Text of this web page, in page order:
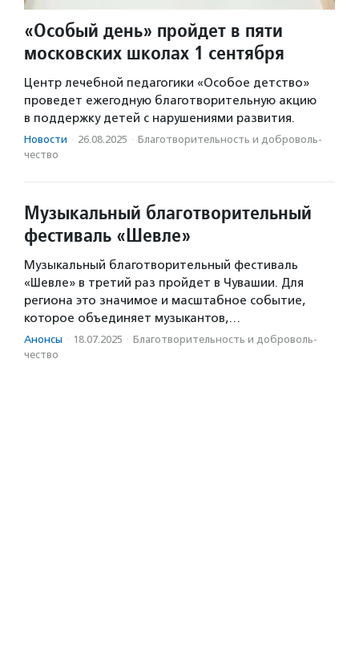
«Особый день» пройдет в пяти
московских школах 1 сентября
Центр лечебной педагогики «Особое детство»
проведет ежегодную благотворительную акцию
в поддержку детей с нарушениями развития.
Новости · 26.08.2025 · Благотвори­тель­ность и доброволь­
чест­во
Музыкальный благотворительный
фестиваль «Шевле»
Музыкальный благотворительный фестиваль
«Шевле» в третий раз пройдет в Чувашии. Для
региона это значимое и масштабное событие,
которое объединяет музыкантов,…
Анонсы · 18.07.2025 · Благотвори­тель­ность и доброволь­
чест­во